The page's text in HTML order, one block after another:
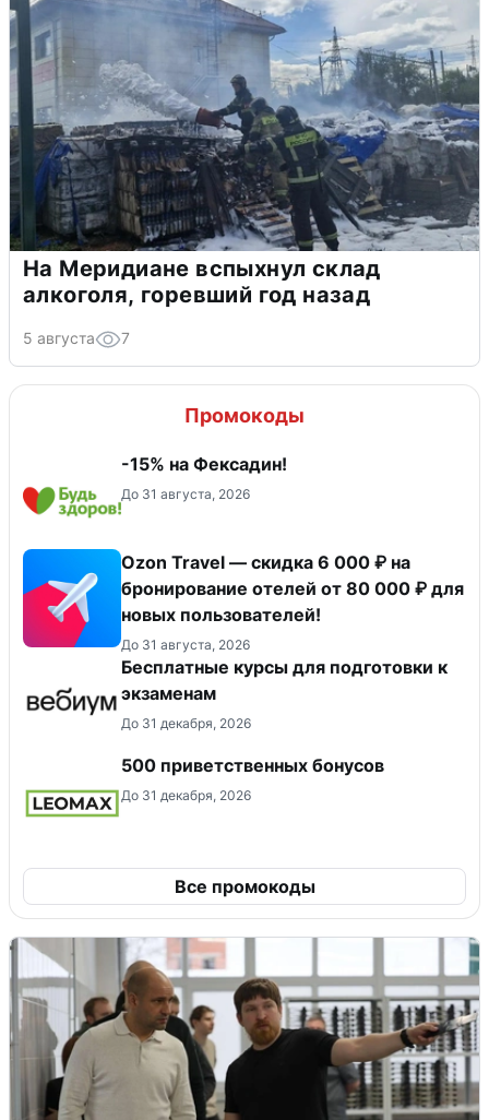
На Меридиане вспыхнул склад
алкоголя, горевший год назад
5 августа 7
Промокоды
-15% на Фексадин!
До 31 августа, 2026
Ozon Travel — скидка 6 000 ₽ на
бронирование отелей от 80 000 ₽ для
новых пользователей!
До 31 августа, 2026
Бесплатные курсы для подготовки к
экзаменам
До 31 декабря, 2026
500 приветственных бонусов
До 31 декабря, 2026
Все промокоды